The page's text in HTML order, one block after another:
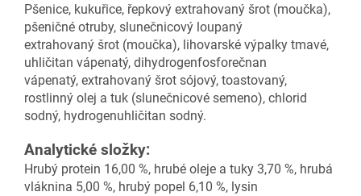
Pšenice, kukuřice, řepkový extrahovaný šrot (moučka),
pšeničné otruby, slunečnicový loupaný
extrahovaný šrot (moučka), lihovarské výpalky tmavé,
uhličitan vápenatý, dihydrogenfosforečnan
vápenatý, extrahovaný šrot sójový, toastovaný,
rostlinný olej a tuk (slunečnicové semeno), chlorid
sodný, hydrogenuhličitan sodný.
Analytické složky:
Hrubý protein 16,00 %, hrubé oleje a tuky 3,70 %, hrubá
vláknina 5,00 %, hrubý popel 6,10 %, lysin